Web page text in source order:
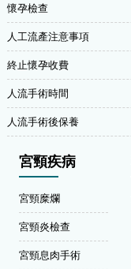
懷孕檢查
人工流產注意事項
終止懷孕收費
人流手術時間
人流手術後保養
宮頸疾病
宮頸糜爛
宮頸炎檢查
宮頸息肉手術